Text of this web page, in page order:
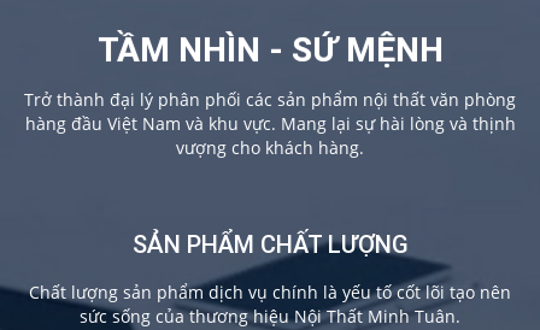
TẦM NHÌN - SỨ MỆNH
Trở thành đại lý phân phối các sản phẩm nội thất văn phòng
hàng đầu Việt Nam và khu vực. Mang lại sự hài lòng và thịnh
vượng cho khách hàng.
SẢN PHẨM CHẤT LƯỢNG
Chất lượng sản phẩm dịch vụ chính là yếu tố cốt lõi tạo nên
sức sống của thương hiệu Nội Thất Minh Tuân.